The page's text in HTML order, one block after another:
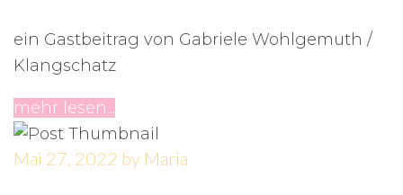
ein Gastbeitrag von Gabriele Wohlgemuth /
Klangschatz
mehr lesen...
Mai 27, 2022 by Maria